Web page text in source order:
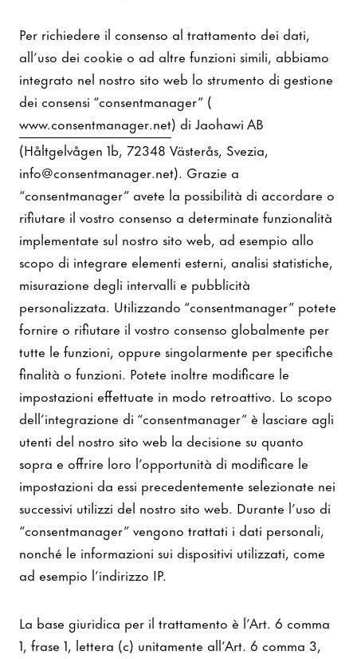
Per richiedere il consenso al trattamento dei dati,
all’uso dei cookie o ad altre funzioni simili, abbiamo
integrato nel nostro sito web lo strumento di gestione
dei consensi “consentmanager” (
www.consentmanager.net) di Jaohawi AB
(Håltgelvågen 1b, 72348 Västerås, Svezia,
info@consentmanager.net). Grazie a
“consentmanager” avete la possibilità di accordare o
rifiutare il vostro consenso a determinate funzionalità
implementate sul nostro sito web, ad esempio allo
scopo di integrare elementi esterni, analisi statistiche,
misurazione degli intervalli e pubblicità
personalizzata. Utilizzando “consentmanager” potete
fornire o rifiutare il vostro consenso globalmente per
tutte le funzioni, oppure singolarmente per specifiche
finalità o funzioni. Potete inoltre modificare le
impostazioni effettuate in modo retroattivo. Lo scopo
dell’integrazione di “consentmanager” è lasciare agli
utenti del nostro sito web la decisione su quanto
sopra e offrire loro l’opportunità di modificare le
impostazioni da essi precedentemente selezionate nei
successivi utilizzi del nostro sito web. Durante l’uso di
“consentmanager” vengono trattati i dati personali,
nonché le informazioni sui dispositivi utilizzati, come
ad esempio l’indirizzo IP.
La base giuridica per il trattamento è l’Art. 6 comma
1, frase 1, lettera (c) unitamente all’Art. 6 comma 3,